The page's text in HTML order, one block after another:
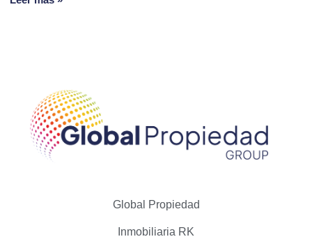
Global Propiedad
Inmobiliaria RK